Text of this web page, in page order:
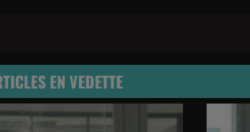
EN VEDETTE